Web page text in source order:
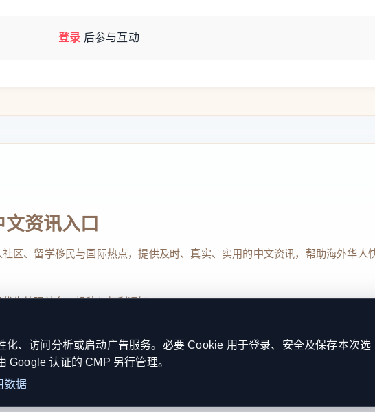
太阳依然照亮巴黎时，市政厅广场逐渐变成一座广阔的露
宾登场，一起嗨起来吧！
登录 后参与互动
资讯入口
区、留学移民与国际热点，提供及时、真实、实用的中文资讯，帮助海外华人
先处理站务、投稿与权利通知
Reserved. 本网站持续优化内容透明度、联系方式与用户权利说明，以提升品牌
隐私政策
化、访问分析或启动广告服务。必要 Cookie 用于登录、安全及保存本次选
Google 认证的 CMP 另行管理。
数据